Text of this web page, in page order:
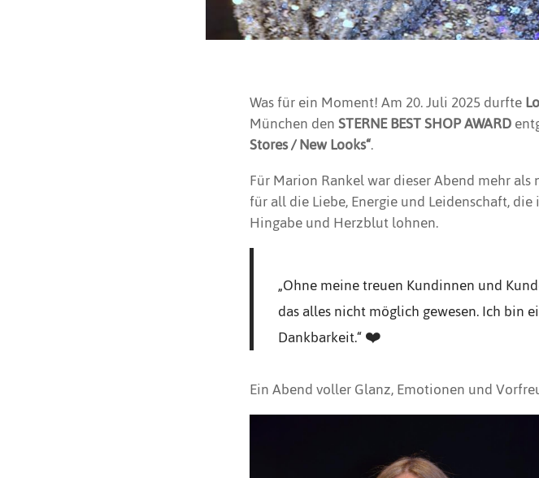
Was für ein Moment! Am 20. Juli 2025 durfte
München denSTERNE BEST SHOP AWARD
Stores / New Looks“.
Für Marion Rankel war dieser Abend mehr
für all die Liebe, Energie und Leidenschaft, die
Hingabe und Herzblut lohnen.
„Ohne meine treuen Kundinnen und
das alles nicht möglich gewesen. Ich
Dankbarkeit.“ ❤️
Ein Abend voller Glanz, Emotionen und